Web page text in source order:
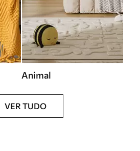
Animal
VER TUDO